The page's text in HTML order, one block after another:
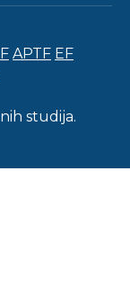
APTF EF
studija.